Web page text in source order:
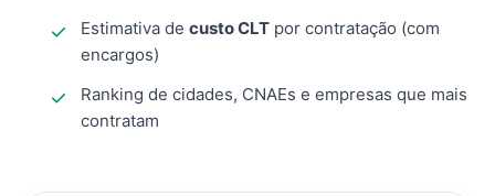
Estimativa de custo CLT por contratação (com
encargos)
Ranking de cidades, CNAEs e empresas que mais
contratam